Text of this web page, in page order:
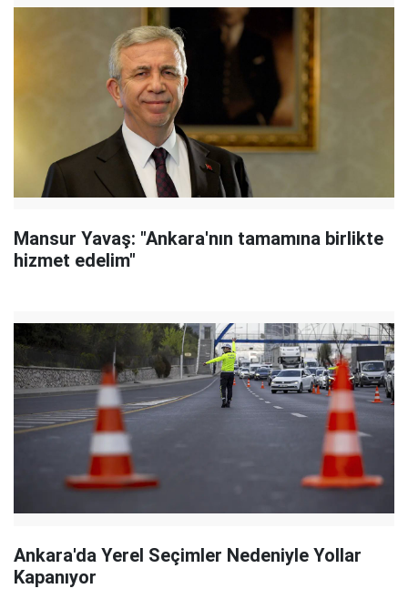
Mansur Yavaş: "Ankara'nın tamamına birlikte
hizmet edelim"
Ankara'da Yerel Seçimler Nedeniyle Yollar
Kapanıyor